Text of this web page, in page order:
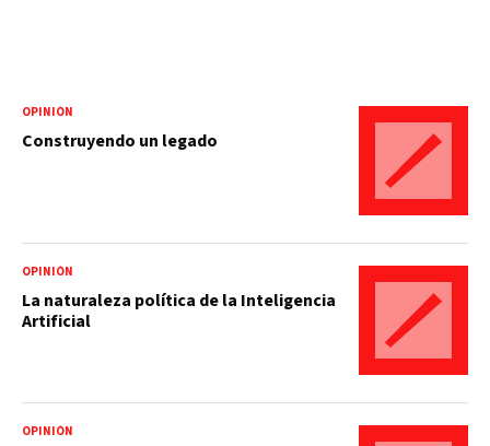
OPINIÓN
Construyendo un legado
OPINIÓN
La naturaleza política de la Inteligencia
Artificial
OPINIÓN